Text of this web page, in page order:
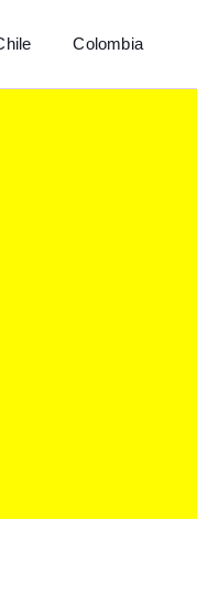
Colombia